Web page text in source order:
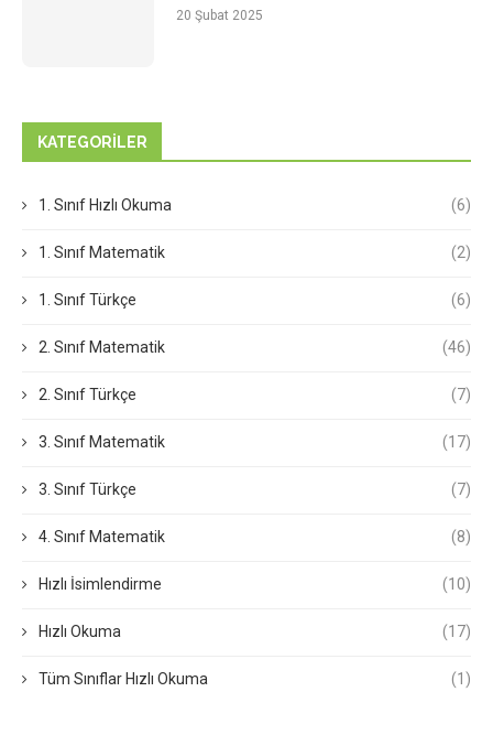
20 Şubat 2025
KATEGORILER
1. Sınıf Hızlı Okuma (6)
1. Sınıf Matematik (2)
1. Sınıf Türkçe (6)
2. Sınıf Matematik (46)
2. Sınıf Türkçe (7)
3. Sınıf Matematik (17)
3. Sınıf Türkçe (7)
4. Sınıf Matematik (8)
Hızlı İsimlendirme (10)
Hızlı Okuma (17)
Tüm Sınıflar Hızlı Okuma (1)